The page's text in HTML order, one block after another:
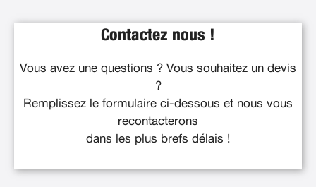
Contactez nous !
Vous avez une questions ? Vous souhaitez un devis
?
Remplissez le formulaire ci-dessous et nous vous
recontacterons
dans les plus brefs délais !